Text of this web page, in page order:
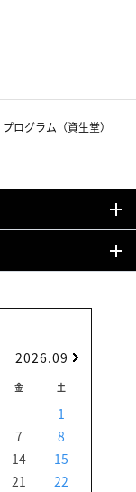
プログラム（資生堂）
2026.09
金 土
1
7
8
14
15
21
22